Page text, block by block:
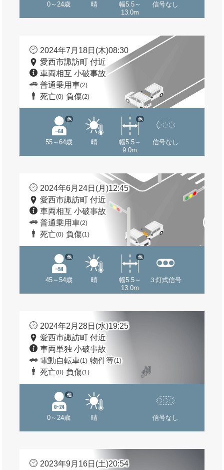
0～24歳 晴
幅5.5～
13.0m
信号なし
2024年7月18日(木)08:30
愛西市諏訪町 付近
車両相互 小破事故
普通乗用車(2)
死亡(0) 負傷(2)
55～64歳
他
晴
幅5.5～
9.0m
他
信号なし
2024年6月24日(月)12:45
愛西市諏訪町 付近
車両相互 小破事故
普通乗用車(2)
死亡(0) 負傷(1)
45～54歳
他
晴
幅5.5～
13.0m
他
３灯式信号
2024年2月28日(水)19:25
愛西市諏訪町 付近
車両単独 小破事故
電動自転車(1) 物件等(1)
死亡(0) 負傷(1)
0～24歳
他
晴 信号なし
2023年9月16日(土)20:54